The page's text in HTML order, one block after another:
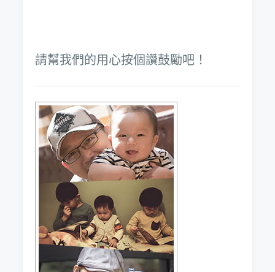
請幫我們的用心按個讚鼓勵吧！